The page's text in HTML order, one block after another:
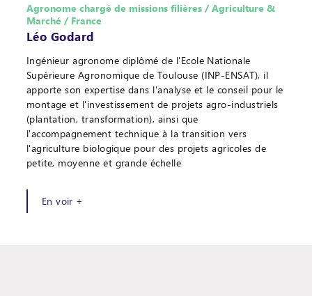
Agronome chargé de missions filières / Agriculture &
Marché / France
Léo Godard
Ingénieur agronome diplômé de l'Ecole Nationale
Supérieure Agronomique de Toulouse (INP-ENSAT), il
apporte son expertise dans l'analyse et le conseil pour le
montage et l'investissement de projets agro-industriels
(plantation, transformation), ainsi que
l'accompagnement technique à la transition vers
l'agriculture biologique pour des projets agricoles de
petite, moyenne et grande échelle
En voir +